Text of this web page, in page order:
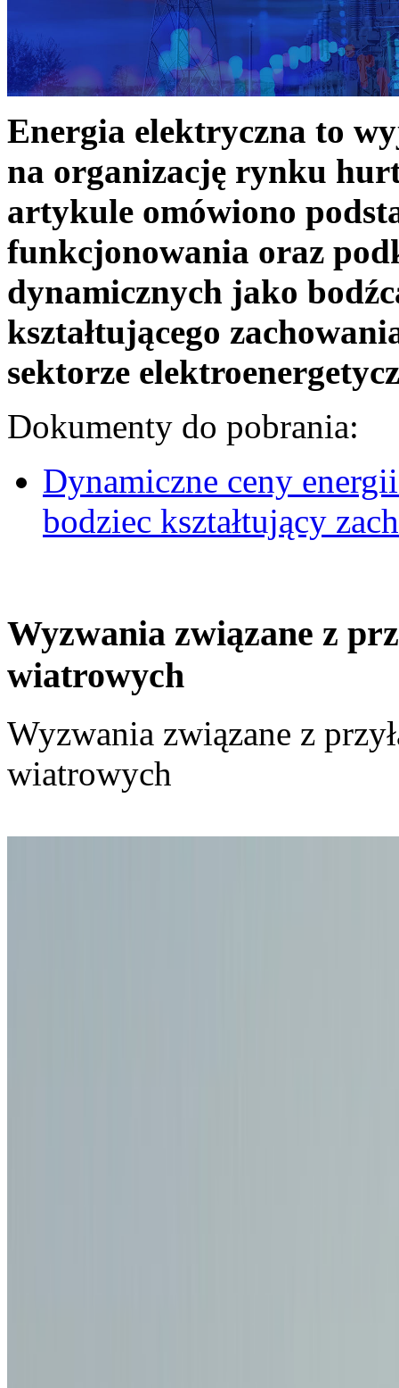
Energia elektryczna to
na organizację rynku
artykule omówiono
funkcjonowania oraz
dynamicznych jako
kształtującego
sektorze
Dokumenty do pobrania:
Dynamiczne ceny
bodziec kształtujący
Wyzwania związane z
wiatrowych
Wyzwania związane z
wiatrowych